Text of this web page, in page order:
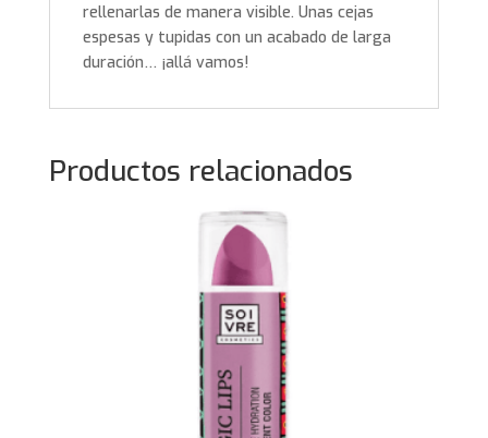
rellenarlas de manera visible. Unas cejas
espesas y tupidas con un acabado de larga
duración… ¡allá vamos!
Productos relacionados